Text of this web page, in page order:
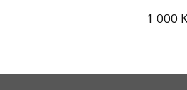
1 000